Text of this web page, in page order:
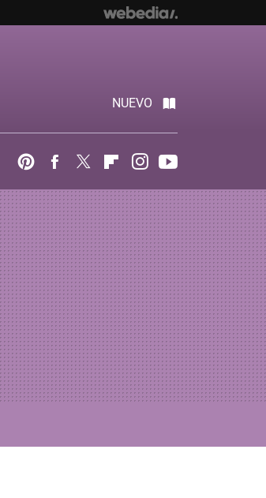
NUEVO
PinterestFacebook
Twitter FlipboardInstagram